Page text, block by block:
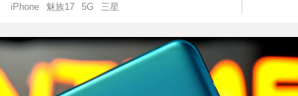
iPhone 魅族17 5G 三星